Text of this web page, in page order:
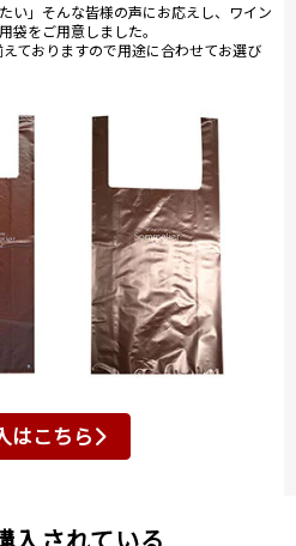
い」そんな皆様の声にお応えし、ワイン
袋をご用意しました。
ておりますので用途に合わせてお選び
はこちら